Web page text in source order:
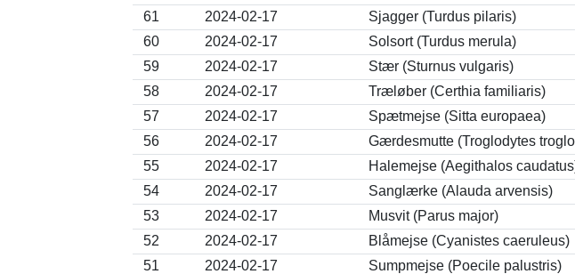
61
2024-02-17
Sjagger (Turdus pilaris)
60
2024-02-17
Solsort (Turdus merula)
59
2024-02-17
Stær (Sturnus vulgaris)
58
2024-02-17
Træløber (Certhia familiaris)
57
2024-02-17
Spætmejse (Sitta europaea)
56
2024-02-17
Gærdesmutte (Troglodytes
55
2024-02-17
Halemejse (Aegithalos
54
2024-02-17
Sanglærke (Alauda arvensis)
53
2024-02-17
Musvit (Parus major)
52
2024-02-17
Blåmejse (Cyanistes caeruleus)
51
2024-02-17
Sumpmejse (Poecile palustris)